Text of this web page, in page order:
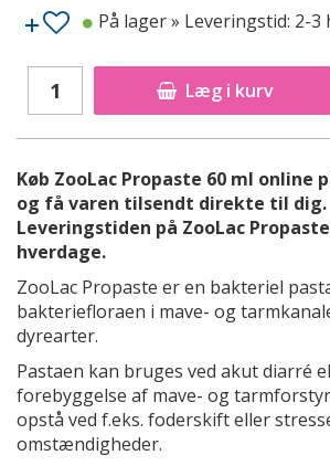
Læg i kurv
På lager» Leveringstid: 2-3
Køb ZooLac Propaste 60 ml online
og få varen tilsendt direkte til dig.
Leveringstiden på ZooLac
hverdage.
ZooLac Propaste er en bakteriel
bakteriefloraen i mave- og
dyrearter.
Pastaen kan bruges ved akut diarré
forebyggelse af mave- og
opstå ved f.eks. foderskift eller
omstændigheder.